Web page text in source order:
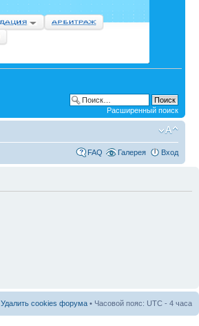
Расширенный поиск
FAQ Галерея Вход
Удалить cookies форума • Часовой пояс: UTC - 4 часа